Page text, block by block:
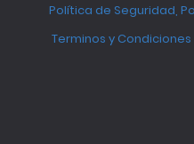
Política de Seguridad,
Terminos y Condiciones